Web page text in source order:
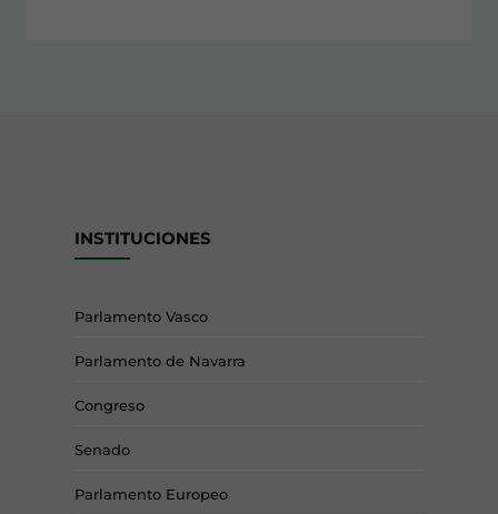
INSTITUCIONES
Parlamento Vasco
Parlamento de Navarra
Congreso
Senado
Parlamento Europeo